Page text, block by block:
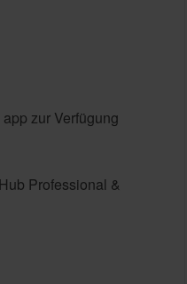
zur Verfügung
Professional &